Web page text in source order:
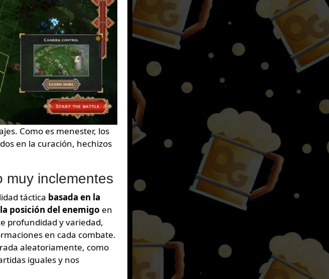
Como es menester, los
en la curación, hechizos
muy inclementes
táctica basada en la
posición del enemigo en
profundidad y variedad,
en cada combate.
aleatoriamente, como
iguales y nos